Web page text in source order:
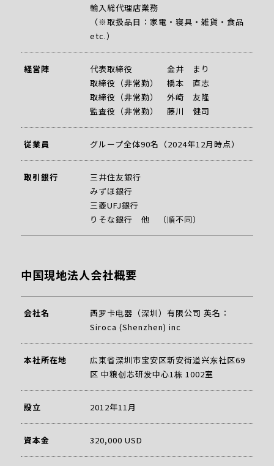
輸入総代理店業務
（※取扱品目：家電・寝具・雑貨・食品
etc.）
経営陣
代表取締役 金井 まり
取締役（非常勤） 橋本 直志
取締役（非常勤） 外崎 友隆
監査役（非常勤） 藤川 健司
従業員 グループ全体90名（2024年12月時点）
取引銀行
三井住友銀行
みずほ銀行
三菱UFJ銀行
りそな銀行 他 （順不同）
中国現地法人会社概要
会社名
西罗卡电器（深圳）有限公司 英名：
Siroca (Shenzhen) inc
本社所在地
広東省深圳市宝安区新安街道兴东社区69
区 中粮创芯研发中心1栋 1002室
設立 2012年11月
資本金 320,000 USD